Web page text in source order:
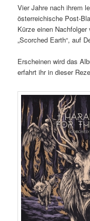
Vier Jahre nach ihrem
österreichische Post-
Kürze einen
„Scorched Earth“, auf
Erscheinen wird das
erfahrt ihr in dieser